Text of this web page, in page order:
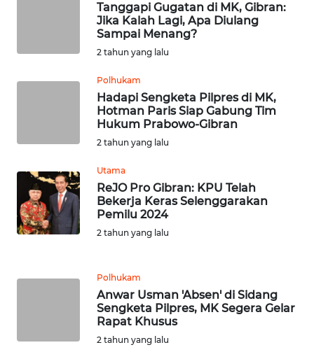
Tanggapi Gugatan di MK, Gibran:
Jika Kalah Lagi, Apa Diulang
Sampai Menang?
2 tahun yang lalu
Polhukam
Hadapi Sengketa Pilpres di MK,
Hotman Paris Siap Gabung Tim
Hukum Prabowo-Gibran
2 tahun yang lalu
Utama
ReJO Pro Gibran: KPU Telah
Bekerja Keras Selenggarakan
Pemilu 2024
2 tahun yang lalu
Polhukam
Anwar Usman 'Absen' di Sidang
Sengketa Pilpres, MK Segera Gelar
Rapat Khusus
2 tahun yang lalu
WN
BOGOR
WN
DEPOK
TAPANULI
SAMOSIR